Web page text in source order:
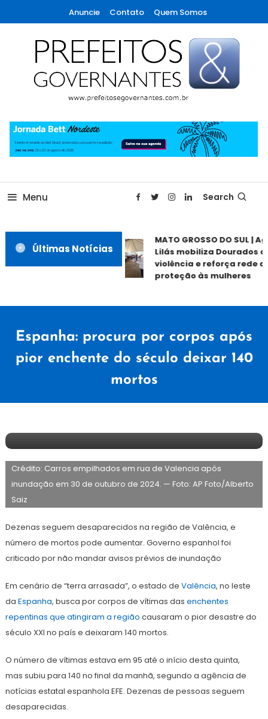
To
Content
Anuncie Contato Quem Somos
Prefeitos & Governantes
Menu Search
Últimas Notícias
MATO GROSSO DO SUL |
Lilás mobiliza Dourados
violência e reforça rede de
proteção às mulheres
Espanha: procura por corpos após
pior enchente do século deixar 140
mortos
novembro
de
Crédito: Carros empilhados em rua de Valencia após
inundação em 30 de outubro de 2024. — Foto: AP Foto/Alberto
Saiz
Dezenas seguem desaparecidos na região de Valência, e
número de mortos pode aumentar. Governo espanhol foi
criticado por não mandar avisos prévios de inundação
Em cenário de “terra arrasada”, o estado de Valência, no leste
da Espanha, busca por corpos de vítimas das enchentes
repentinas que atingiram a região causaram o pior desastre do
século XXI no país e deixaram 140 mortos.
O número de vítimas estava em 95 até o início desta quinta,
mas subiu para 140 no final da manhã, segundo a agência de
notícias estatal espanhola EFE. Dezenas de pessoas seguem
desaparecidas.